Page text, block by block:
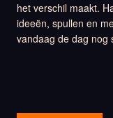
het verschil maakt.
ideeën, spullen en
vandaag de dag nog